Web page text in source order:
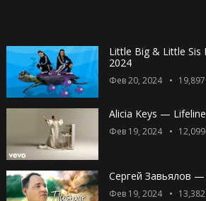
Little Big & Little
2024
Фев 20, 2024 19,897
Alicia Keys —
Фев 19, 2024 12,099
Сергей Завьялов
Фев 19, 2024 13,382